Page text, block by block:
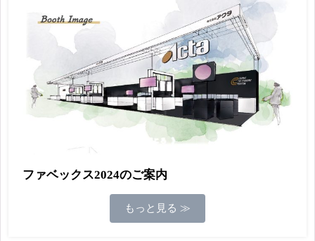
ファベックス2024のご案内
もっと見る ≫